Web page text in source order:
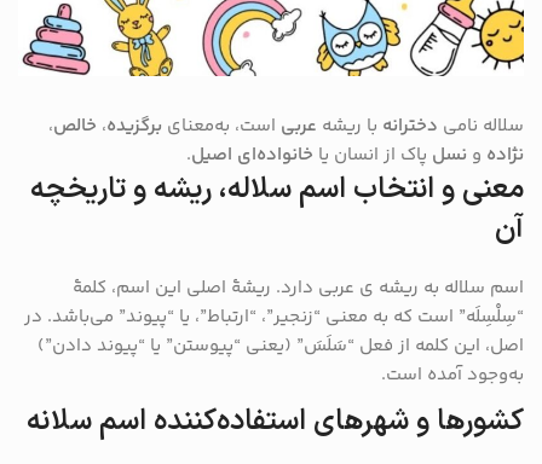
سلاله نامی دخترانه با ریشه عربی است، به‌معنای برگزیده، خالص،
نژاده و نسل پاک از انسان یا خانواده‌ای اصیل.
معنی و انتخاب اسم سلاله، ریشه و تاریخچه
آن
اسم سلاله به ریشه‌ ی عربی دارد. ریشهٔ اصلی این اسم، کلمهٔ
“سِلْسِلَه” است که به معنی “زنجیر”، “ارتباط”، یا “پیوند” می‌باشد. در
اصل، این کلمه از فعل “سَلَسَ” (یعنی “پیوستن” یا “پیوند دادن”)
به‌وجود آمده است.
کشورها و شهرهای استفاده‌کننده اسم سلانه